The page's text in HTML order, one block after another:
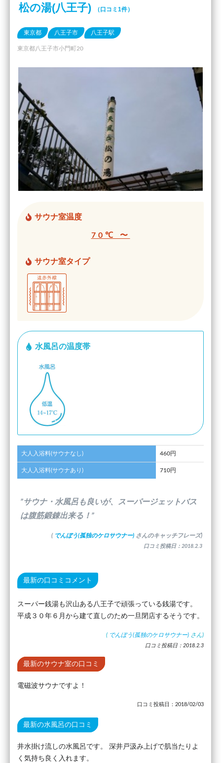
松の湯(八王子) （口コミ1件）
東京都 八王子市 八王子駅
東京都八王子市小門町20
サウナ室温度
70℃ 〜
サウナ室タイプ
水風呂の温度帯
大人入浴料(サウナなし) 460円
大人入浴料(サウナあり) 710円
”サウナ・水風呂も良いが、スーパージェットバス
は腹筋鍛錬出来る！”
( でんぼう(孤独のケロサウナー) さんのキャッチフレーズ)
口コミ投稿日：2018.2.3
最新の口コミコメント
スーパー銭湯も沢山ある八王子で頑張っている銭湯です。
平成３０年６月から建て直しのため一旦閉店するそうです。
( でんぼう(孤独のケロサウナー) さん)
口コミ投稿日：2018.2.3
最新のサウナ室の口コミ
電磁波サウナですよ！
口コミ投稿日：2018/02/03
最新の水風呂の口コミ
井水掛け流しの水風呂です。 深井戸汲み上げで肌当たりよ
く気持ち良く入れます。